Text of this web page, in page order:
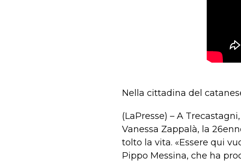
Nella cittadina del
(LaPresse) – A
Vanessa Zappalà, la
tolto la vita. «Essere qui
Pippo Messina, che ha